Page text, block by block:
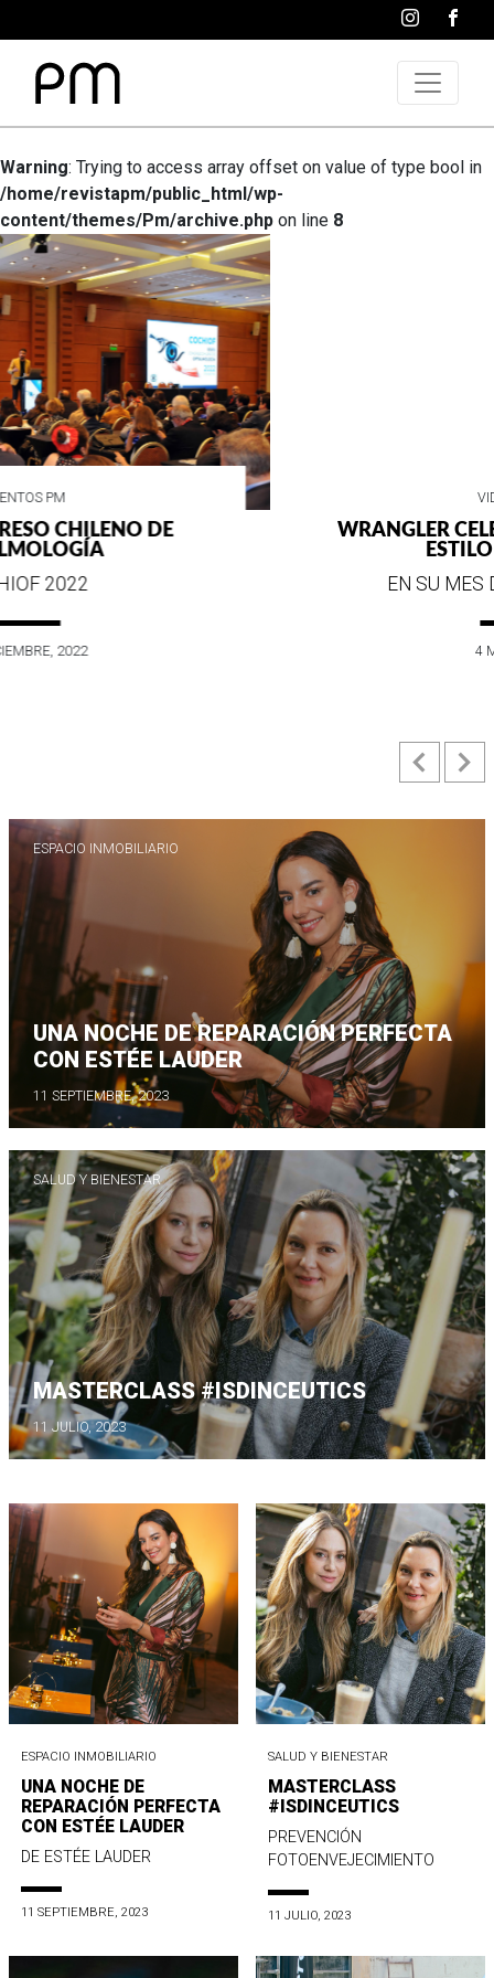
Warning: Trying to access array offset on value of type bool in
/home/revistapm/public_html/wp-
content/themes/Pm/archive.php on line 8
VIDA SOCIAL
WRANGLER CELEBRA SUS 75 AÑOS DE
ESPACIO INMOBILIARIO
UNA NOCHE DE REPARACIÓN PERFECTA
CON ESTÉE LAUDER
11 SEPTIEMBRE, 2023
SALUD Y BIENESTAR
MASTERCLASS #ISDINCEUTICS
11 JULIO, 2023
ESPACIO INMOBILIARIO
UNA NOCHE DE
REPARACIÓN PERFECTA
CON ESTÉE LAUDER
DE ESTÉE LAUDER
11 SEPTIEMBRE, 2023
SALUD Y BIENESTAR
MASTERCLASS
#ISDINCEUTICS
PREVENCIÓN
FOTOENVEJECIMIENTO
11 JULIO, 2023